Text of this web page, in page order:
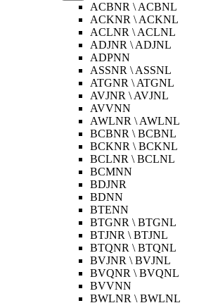
ACBNR \ ACBNL
ACKNR \ ACKNL
ACLNR \ ACLNL
ADJNR \ ADJNL
ADPNN
ASSNR \ ASSNL
ATGNR \ ATGNL
AVJNR \ AVJNL
AVVNN
AWLNR \ AWLNL
BCBNR \ BCBNL
BCKNR \ BCKNL
BCLNR \ BCLNL
BCMNN
BDJNR
BDNN
BTENN
BTGNR \ BTGNL
BTJNR \ BTJNL
BTQNR \ BTQNL
BVJNR \ BVJNL
BVQNR \ BVQNL
BVVNN
BWLNR \ BWLNL